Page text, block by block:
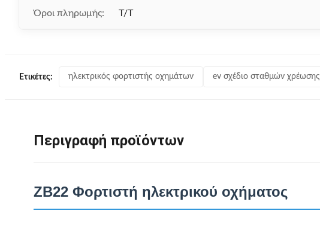
Όροι πληρωμής: T/T
Ετικέτες: ηλεκτρικός φορτιστής οχημάτων ev σχέδιο σταθμών χρέωσης
Περιγραφή προϊόντων
ZB22 Φορτιστή ηλεκτρικού οχήματος